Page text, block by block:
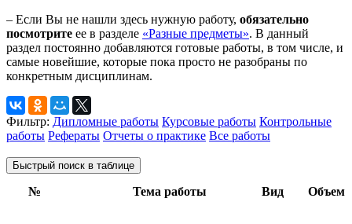
– Если Вы не нашли здесь нужную работу, обязательно
посмотрите ее в разделе «Разные предметы». В данный
раздел постоянно добавляются готовые работы, в том числе, и
самые новейшие, которые пока просто не разобраны по
конкретным дисциплинам.
Фильтр: Дипломные работы Курсовые работы Контрольные
работы Рефераты Отчеты о практике Все работы
Быстрый поиск в таблице
№ Тема работы Вид Объем